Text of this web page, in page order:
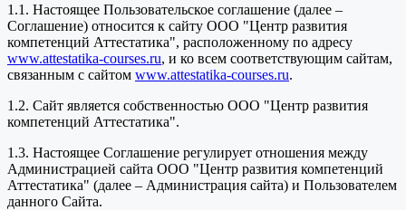
1.1. Настоящее Пользовательское соглашение (далее –
Соглашение) относится к сайту ООО "Центр развития
компетенций Аттестатика", расположенному по адресу
www.attestatika-courses.ru, и ко всем соответствующим сайтам,
связанным с сайтом www.attestatika-courses.ru.
1.2. Сайт является собственностью ООО "Центр развития
компетенций Аттестатика".
1.3. Настоящее Соглашение регулирует отношения между
Администрацией сайта ООО "Центр развития компетенций
Аттестатика" (далее – Администрация сайта) и Пользователем
данного Сайта.